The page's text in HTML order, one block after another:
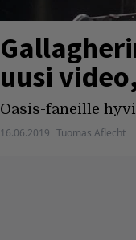
uusi
Oasis-faneille
16.06.2019 Tuomas Aflecht